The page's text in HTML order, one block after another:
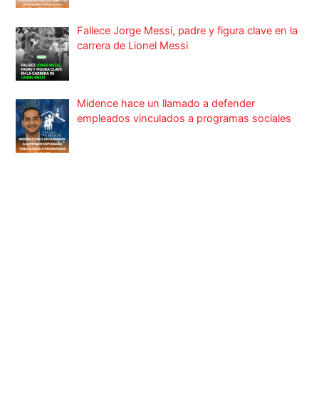
Fallece Jorge Messi, padre y figura clave en la
carrera de Lionel Messi
Midence hace un llamado a defender
empleados vinculados a programas sociales